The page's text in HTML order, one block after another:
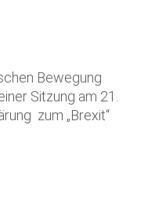
Bewegung
Sitzung am 21.
zum „Brexit“